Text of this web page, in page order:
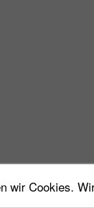
wir Cookies.